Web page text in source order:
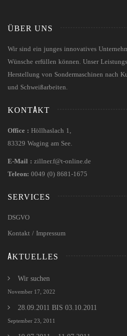
ÜBER UNS
Wir sind ein junges innovatives
Wünsche erfüllen können. Unser
Herstellung von Sondermaschinen nach
und Schweißarbeiten.
KONTAKT
Office : Höllhaslach 1,
83329 Waging am See.
E-Mail : zillner.f@t-online.de
Teleon: 0049 (0) 8681-1675
SERVICES
DSGVO
Kontakt / Impressum
AKTUELLES
Wir suchen
November 17, 2022
28.09.2011 BIS 03.10.2011
September 23, 2011